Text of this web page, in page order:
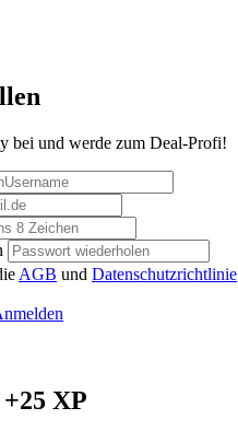
bei und werde zum Deal-Profi!
AGB und Datenschutzrichtlinie
+25 XP